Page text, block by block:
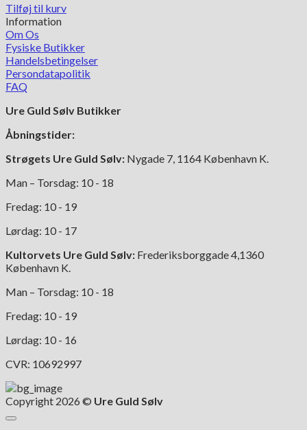
Tilføj til kurv
Information
Om Os
Fysiske Butikker
Handelsbetingelser
Persondatapolitik
FAQ
Ure Guld Sølv Butikker
Åbningstider:
Strøgets Ure Guld Sølv: Nygade 7, 1164 København K.
Man – Torsdag: 10 - 18
Fredag: 10 - 19
Lørdag: 10 - 17
Kultorvets Ure Guld Sølv: Frederiksborggade 4,1360
København K.
Man – Torsdag: 10 - 18
Fredag: 10 - 19
Lørdag: 10 - 16
CVR: 10692997
Copyright 2026 © Ure Guld Sølv